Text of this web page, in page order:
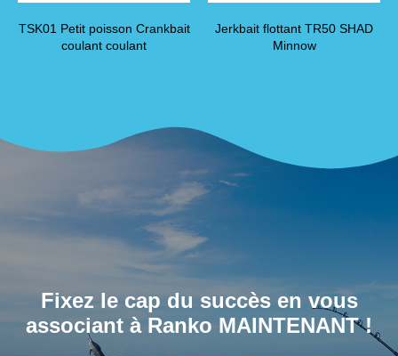
TSK01 Petit poisson Crankbait
coulant coulant
Jerkbait flottant TR50 SHAD
Minnow
Fixez le cap du succès en vous
associant à Ranko MAINTENANT !